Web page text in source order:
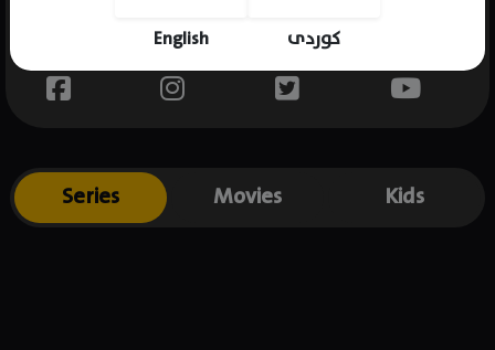
English کوردی
Place of birth : South Korea
Series Movies Kids